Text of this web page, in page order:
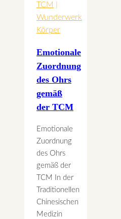
TCM
Wunderwerk
Körper
Emotionale
Zuordnung
des Ohrs
gemäß
der TCM
Emotionale
Zuordnung
des Ohrs
gemäß der
TCM In der
Traditionellen
Chinesischen
Medizin